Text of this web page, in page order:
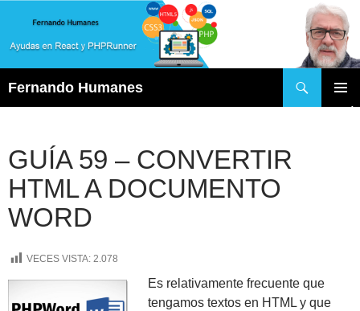
Fernando Humanes
GUÍA 59 – CONVERTIR
HTML A DOCUMENTO
WORD
VECES VISTA: 2.078
Es relativamente frecuente que
tengamos textos en HTML y que